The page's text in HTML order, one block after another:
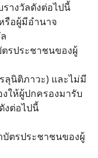
างวัลดังต่อไปนี้
รือผู้มีอำนาจ
ตรประชาชนของผู้
ลุนิติภาวะ) และไม่มี
ให้ผู้ปกครองมารับ
งต่อไปนี้
บัตรประชาชนของผู้